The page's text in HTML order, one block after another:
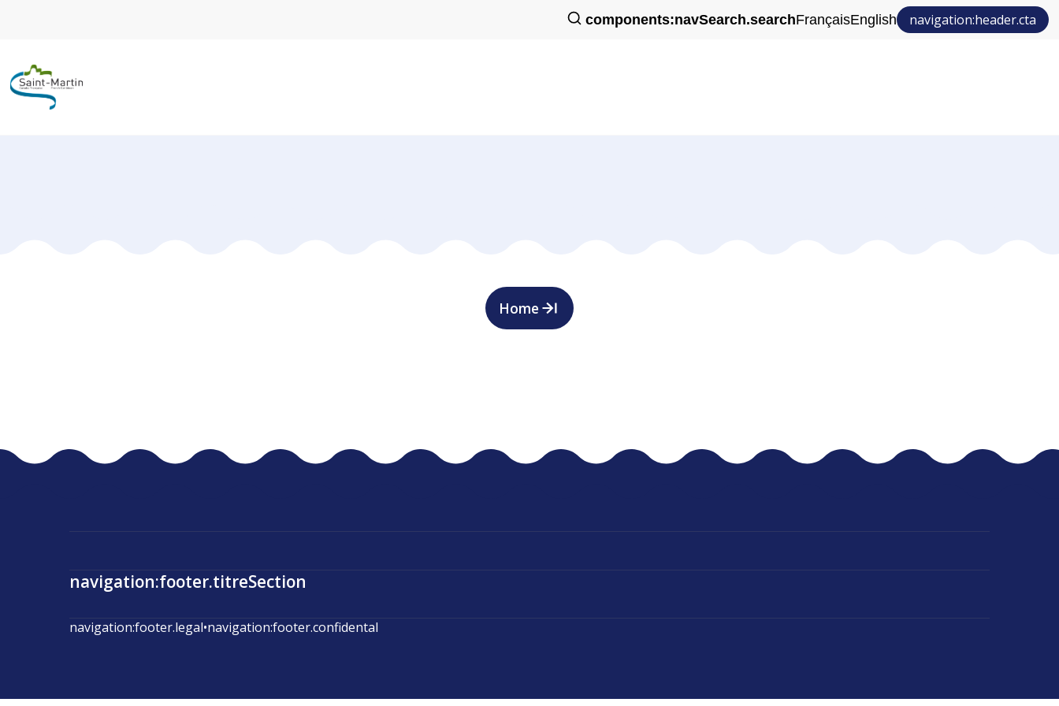
components:navSearch.searchFrançaisEnglish navigation:header.cta
Home
navigation:footer.titreSection
navigation:footer.legal•navigation:footer.confidental